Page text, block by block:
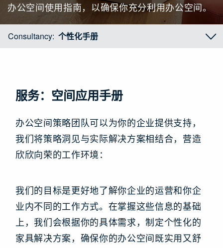
办公空间使用指南，以确保你充分利用办公空间。
Consultancy: 个性化手册
服务：空间应用手册
办公空间策略团队可以为你的企业提供支持，
我们将策略洞见与实际解决方案相结合，营造
欣欣向荣的工作环境：
我们的目标是更好地了解你企业的运营和你企
业内不同的工作方式。在掌握这些信息的基础
上，我们会根据你的具体需求，制定个性化的
家具解决方案，确保你的办公空间既实用又舒